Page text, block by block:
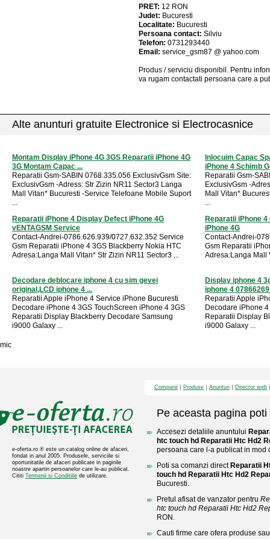
PRET: 12 RON
Judet: Bucuresti
Localitate: Bucuresti
Persoana contact: Silviu
Telefon: 0731293440
Email: service_gsm87 @ yahoo.com
Produs / serviciu disponibil . Pentru
va rugam contactati persoana care a
Alte anunturi gratuite Electronice si Electrocasnice
Montam Display iPhone 4G 3GS Reparatii iPhone 4G
3G Montam Capac ...
Reparatii Gsm-SABIN 0768.335.056 ExclusivGsm Site:
ExclusivGsm -Adress: Str Zizin NR11 Sector3 Langa
Mall Vitan* Bucuresti -Service Telefoane Mobile Suport
...
Inlocuim Capac
iPhone 4 Schimb
Reparatii Gsm-
ExclusivGsm -
Mall Vitan*
...
Reparatii iPhone 4 Display Defect iPhone 4G
vENTAGSM Service
Contact-Andrei-0786.626.939/0727.632.352 Service
Gsm Reparatii iPhone 4 3GS Blackberry Nokia HTC
Adresa:Langa Mall Vitan* Str Zizin NR11 Sector3 ...
Reparatii iPhone
iPhone 4G
Contact-Andrei-
Gsm Reparatii
Adresa:Langa Mall
Decodare deblocare iphone 4 cu sim gevei
original,LCD iphone 4 ...
Reparatii Apple iPhone 4 Service iPhone Bucuresti
Decodare iPhone 4 3GS TouchScreen iPhone 4 3GS
Reparatii Display Blackberry Decodare Samsung
i9000 Galaxy ...
Display iphone 4
iphone 4
Reparatii Apple
Decodare iPhone
Reparatii Display
i9000 Galaxy ...
mic
e-oferta.ro ® este un catalog online de afaceri,
fondat in anul 2005. Produsele, serviciile si
oportunitatile de afaceri publicate in paginile
noastre apartin persoanelor care le-au publicat.
Cititi Termenii si Conditiile de utilizare.
Companii Produse Anunturi Director web
Pe aceasta pagina poti
Accesezi detaliile anuntului
htc touch hd Reparatii Htc Hd2
persoana care l-a publicat in mod
Poti sa comanzi direct Reparatii
touch hd Reparatii Htc Hd2
Bucuresti.
Pretul afisat de vanzator pentru
htc touch hd Reparatii Htc Hd2
RON.
Cauti firme care ofera produse